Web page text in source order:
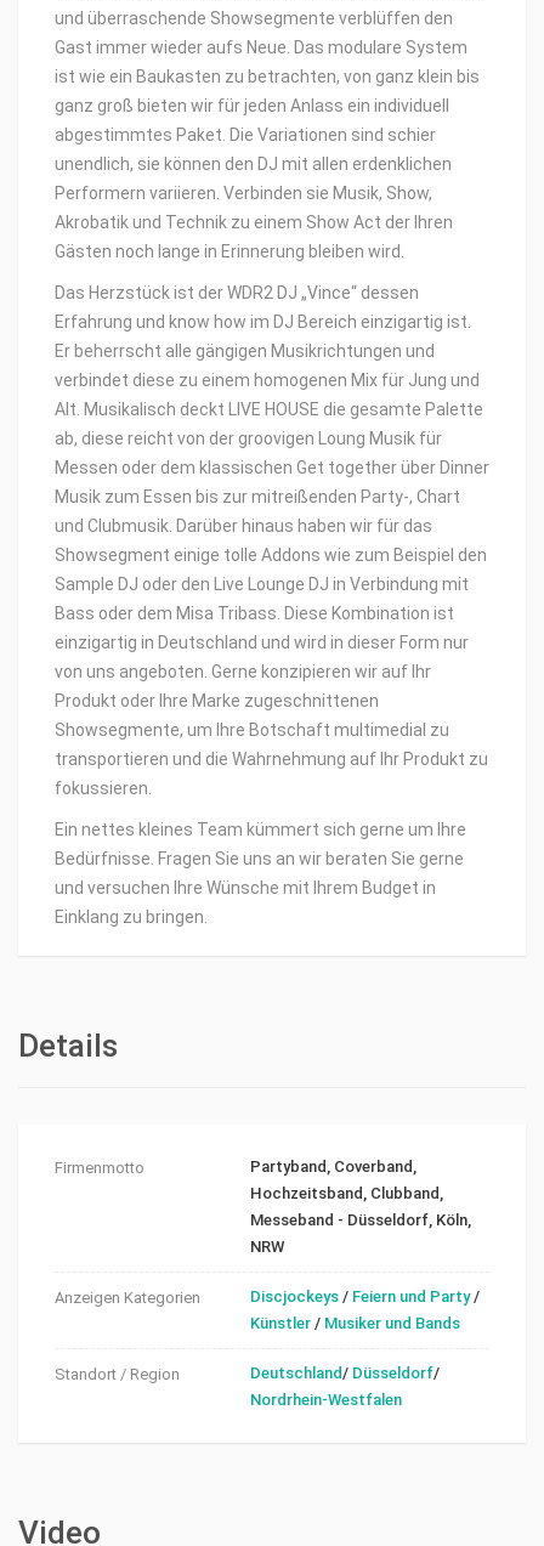
und überraschende Showsegmente verblüffen den
Gast immer wieder aufs Neue. Das modulare System
ist wie ein Baukasten zu betrachten, von ganz klein bis
ganz groß bieten wir für jeden Anlass ein individuell
abgestimmtes Paket. Die Variationen sind schier
unendlich, sie können den DJ mit allen erdenklichen
Performern variieren. Verbinden sie Musik, Show,
Akrobatik und Technik zu einem Show Act der Ihren
Gästen noch lange in Erinnerung bleiben wird.
Das Herzstück ist der WDR2 DJ „Vince“ dessen
Erfahrung und know how im DJ Bereich einzigartig ist.
Er beherrscht alle gängigen Musikrichtungen und
verbindet diese zu einem homogenen Mix für Jung und
Alt. Musikalisch deckt LIVE HOUSE die gesamte Palette
ab, diese reicht von der groovigen Loung Musik für
Messen oder dem klassischen Get together über Dinner
Musik zum Essen bis zur mitreißenden Party-, Chart
und Clubmusik. Darüber hinaus haben wir für das
Showsegment einige tolle Addons wie zum Beispiel den
Sample DJ oder den Live Lounge DJ in Verbindung mit
Bass oder dem Misa Tribass. Diese Kombination ist
einzigartig in Deutschland und wird in dieser Form nur
von uns angeboten. Gerne konzipieren wir auf Ihr
Produkt oder Ihre Marke zugeschnittenen
Showsegmente, um Ihre Botschaft multimedial zu
transportieren und die Wahrnehmung auf Ihr Produkt zu
fokussieren.
Ein nettes kleines Team kümmert sich gerne um Ihre
Bedürfnisse. Fragen Sie uns an wir beraten Sie gerne
und versuchen Ihre Wünsche mit Ihrem Budget in
Einklang zu bringen.
Details
Firmenmotto
Partyband, Coverband,
Hochzeitsband, Clubband,
Messeband - Düsseldorf, Köln,
NRW
Anzeigen Kategorien Discjockeys / Feiern und Party/
Künstler / Musiker und Bands
Standort / Region Deutschland/ Düsseldorf/
Nordrhein-Westfalen
Video